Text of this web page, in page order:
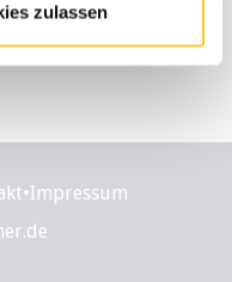
zulassen
•Impressum